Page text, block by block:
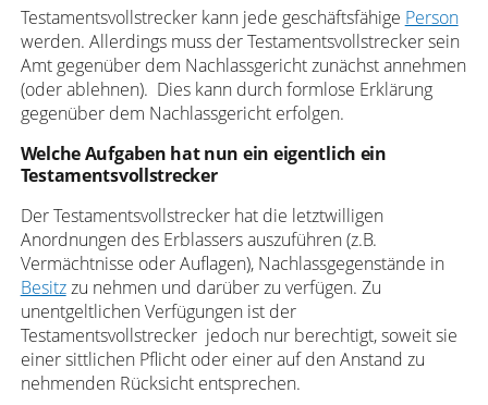
Testamentsvollstrecker kann jede geschäftsfähige Person
werden. Allerdings muss der Testamentsvollstrecker sein
Amt gegenüber dem Nachlassgericht zunächst annehmen
(oder ablehnen). Dies kann durch formlose Erklärung
gegenüber dem Nachlassgericht erfolgen.
Welche Aufgaben hat nun ein eigentlich ein
Testamentsvollstrecker
Der Testamentsvollstrecker hat die letztwilligen
Anordnungen des Erblassers auszuführen (z.B.
Vermächtnisse oder Auflagen), Nachlassgegenstände in
Besitzzu nehmen und darüber zu verfügen. Zu
unentgeltlichen Verfügungen ist der
Testamentsvollstrecker jedoch nur berechtigt, soweit sie
einer sittlichen Pflicht oder einer auf den Anstand zu
nehmenden Rücksicht entsprechen.